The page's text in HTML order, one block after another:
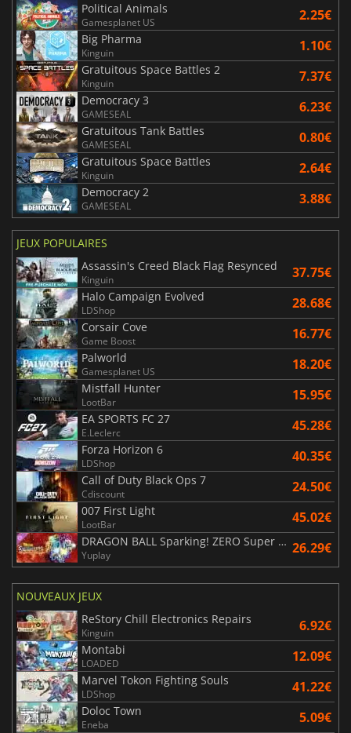
Political Animals
Gamesplanet US 2.25€
Big Pharma
Kinguin 1.10€
Gratuitous Space Battles 2
Kinguin 7.37€
Democracy 3
GAMESEAL 6.23€
Gratuitous Tank Battles
GAMESEAL 0.80€
Gratuitous Space Battles
Kinguin 2.64€
Democracy 2
GAMESEAL 3.88€
JEUX POPULAIRES
Assassin's Creed Black Flag Resynced
Kinguin 37.75€
Halo Campaign Evolved
LDShop 28.68€
Corsair Cove
Game Boost 16.77€
Palworld
Gamesplanet US 18.20€
Mistfall Hunter
LootBar 15.95€
EA SPORTS FC 27
E.Leclerc 45.28€
Forza Horizon 6
LDShop 40.35€
Call of Duty Black Ops 7
Cdiscount 24.50€
007 First Light
LootBar 45.02€
DRAGON BALL Sparking! ZERO Super Limit Breaking NEO
Yuplay 26.29€
NOUVEAUX JEUX
ReStory Chill Electronics Repairs
Kinguin 6.92€
Montabi
LOADED 12.09€
Marvel Tokon Fighting Souls
LDShop 41.22€
Doloc Town
Eneba 5.09€